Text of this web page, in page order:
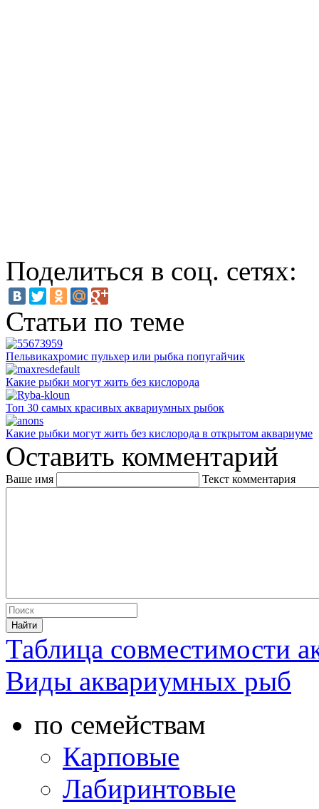
Поделиться в соц. сетях:
Статьи по теме
Пельвикахромис пульхер или рыбка попугайчик
Какие рыбки могут жить без кислорода
Топ 30 самых красивых аквариумных рыбок
Какие рыбки могут жить без кислорода в открытом аквариуме
Оставить комментарий
Ваше имя Текст комментария
Таблица совместимости
Виды аквариумных рыб
по семействам
Карповые
Лабиринтовые